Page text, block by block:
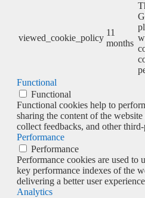
viewed_cookie_policy
11
months
Functional
Functional
Functional cookies help to
sharing the content of the
collect feedbacks, and other
Performance
Performance
Performance cookies are used to
key performance indexes of the
delivering a better user
Analytics